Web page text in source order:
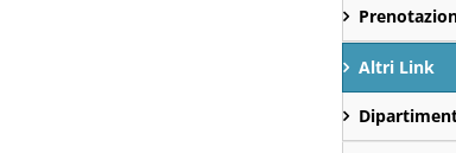
Altri Link